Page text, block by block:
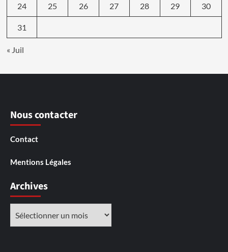
24 25 26 27 28 29 30
31
« Juil
Nous contacter
Contact
Mentions Légales
Archives